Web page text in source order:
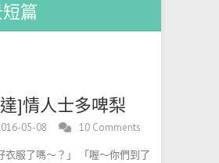
篇
]情人士多啤梨
05-08 10 Comments
衣服了嗎～？」 「喔～你們到了